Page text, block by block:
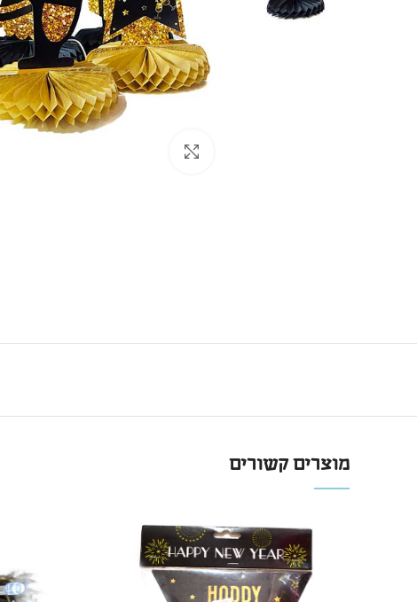
מוצרים קשורים